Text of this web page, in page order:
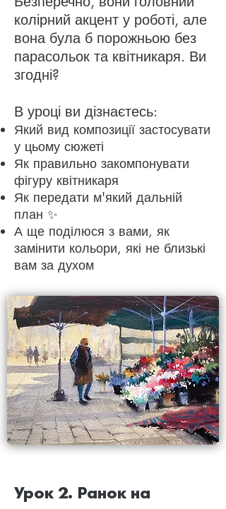
колірний акцент у роботі, але
вона була б порожньою без
парасольок та квітникаря. Ви
згодні?
В уроці ви дізнаєтесь:
Який вид композиції застосувати
у цьому сюжеті
Як правильно закомпонувати
фігуру квітникаря
Як передати м'який дальній
план ✨
А ще поділюся з вами, як
замінити кольори, які не близькі
вам за духом
Урок 2. Ранок на